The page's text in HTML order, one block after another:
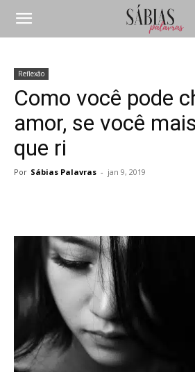
Reflexão
Como você pode
amor, se você
que ri
Por Sábias Palavras - jan 9, 2019